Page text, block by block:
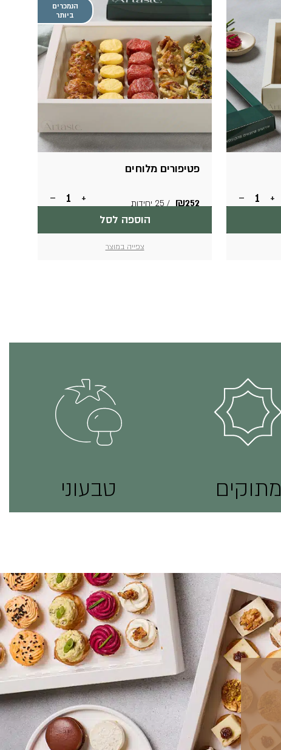
–כמות
של
+
הנמכרים
ביותר
פטיפורים מלוחים
/ 25 יחידות ₪252
–כמות
של
+
הוספה לסל
צפייה במוצר
מתוקים טבעוני